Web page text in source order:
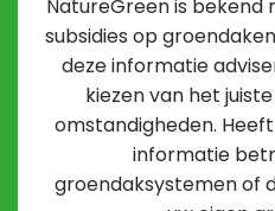
NatureGreen is
subsidies op
deze informatie
kiezen van het
omstandigheden.
informatie
groendaksystemen of